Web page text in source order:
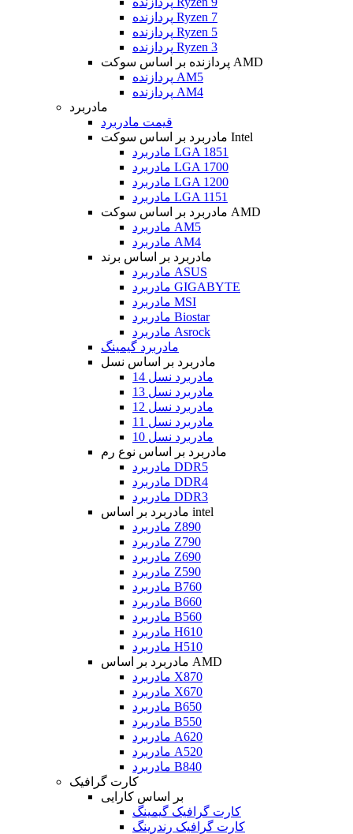
پردازنده Ryzen 7
پردازنده Ryzen 5
پردازنده Ryzen 3
پردازنده بر اساس سوکت AMD
پردازنده AM5
پردازنده AM4
مادربرد
قیمت مادربرد
مادربرد بر اساس سوکت Intel
مادربرد LGA 1851
مادربرد LGA 1700
مادربرد LGA 1200
مادربرد LGA 1151
مادربرد بر اساس سوکت AMD
مادربرد AM5
مادربرد AM4
مادربرد بر اساس برند
مادربرد ASUS
مادربرد GIGABYTE
مادربرد MSI
مادربرد Biostar
مادربرد Asrock
مادربرد گیمینگ
مادربرد بر اساس نسل
مادربرد نسل 14
مادربرد نسل 13
مادربرد نسل 12
مادربرد نسل 11
مادربرد نسل 10
مادربرد بر اساس نوع رم
مادربرد DDR5
مادربرد DDR4
مادربرد DDR3
مادربرد بر اساس intel
مادربرد Z890
مادربرد Z790
مادربرد Z690
مادربرد Z590
مادربرد B760
مادربرد B660
مادربرد B560
مادربرد H610
مادربرد H510
مادربرد بر اساس AMD
مادربرد X870
مادربرد X670
مادربرد B650
مادربرد B550
مادربرد A620
مادربرد A520
مادربرد B840
کارت گرافیک
بر اساس کارایی
کارت گرافیک گیمینگ
کارت گرافیک رندرینگ